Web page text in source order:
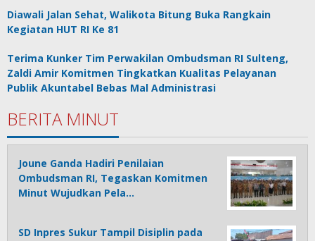
Diawali Jalan Sehat, Walikota Bitung Buka Rangkain
Kegiatan HUT RI Ke 81
Terima Kunker Tim Perwakilan Ombudsman RI Sulteng,
Zaldi Amir Komitmen Tingkatkan Kualitas Pelayanan
Publik Akuntabel Bebas Mal Administrasi
BERITA MINUT
Joune Ganda Hadiri Penilaian
Ombudsman RI, Tegaskan Komitmen
Minut Wujudkan Pela…
SD Inpres Sukur Tampil Disiplin pada